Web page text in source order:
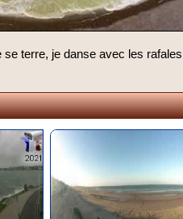
se terre, je danse avec les